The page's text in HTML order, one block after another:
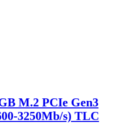
M.2 PCIe Gen3
3250Mb/s) TLC